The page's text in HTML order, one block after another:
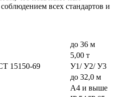
всех стандартов и
до 36 м
5,00 т
15150-69
У1/ У2/ У3
до 32,0 м
А4 и выше